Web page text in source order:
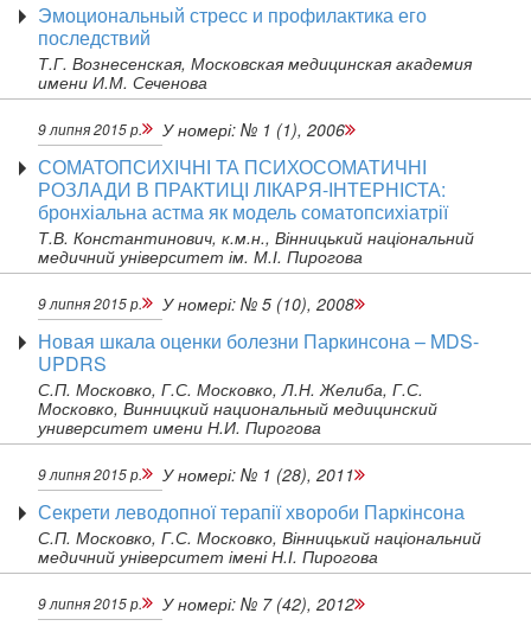
Эмоциональный стресс и профилактика его
последствий
Т.Г. Вознесенская, Московская медицинская академия
имени И.М. Сеченова
9 липня 2015 р. У номері: № 1 (1), 2006
СОМАТОПСИХІЧНІ ТА ПСИХОСОМАТИЧНІ
РОЗЛАДИ В ПРАКТИЦІ ЛІКАРЯ-ІНТЕРНІСТА:
бронхіальна астма як модель соматопсихіатрії
Т.В. Константинович, к.м.н., Вінницький національний
медичний університет ім. М.І. Пирогова
9 липня 2015 р. У номері: № 5 (10), 2008
Новая шкала оценки болезни Паркинсона – MDS-
UPDRS
С.П. Московко, Г.С. Московко, Л.Н. Желиба, Г.С.
Московко, Винницкий национальный медицинский
университет имени Н.И. Пирогова
9 липня 2015 р. У номері: № 1 (28), 2011
Секрети леводопної терапії хвороби Паркінсона
С.П. Московко, Г.С. Московко, Вінницький національний
медичний університет імені Н.І. Пирогова
9 липня 2015 р. У номері: № 7 (42), 2012